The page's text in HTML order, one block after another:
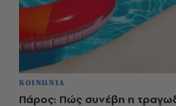
ΚΟΙΝΩΝΙΑ
Πάρος: Πώς συνέβη η